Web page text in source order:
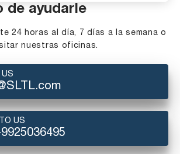
de ayudarle
24 horas al día, 7 días a la semana o
nuestras oficinas.
US
US